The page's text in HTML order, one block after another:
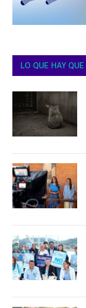
LO QUE HAY QUE